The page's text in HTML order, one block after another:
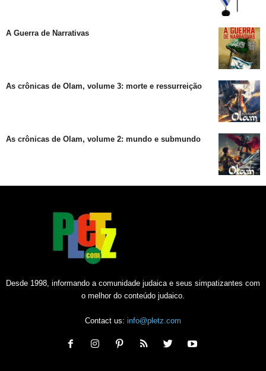
A Guerra de Narrativas
As crônicas de Olam, volume 3: morte e ressurreição
As crônicas de Olam, volume 2: mundo e submundo
Desde 1998, informando a comunidade judaica e seus simpatizantes com
o melhor do conteúdo judaico.
Contact us: info@pletz.com